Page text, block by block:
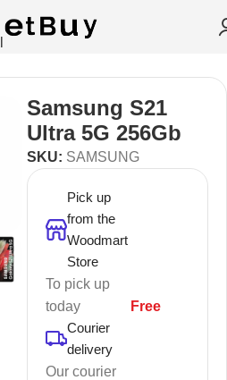
Samsung S21
Ultra 5G 256Gb
SKU: SAMSUNG
Pick up
from the
Woodmart
Store
To pick up
today
Free
Courier
delivery
Our courier